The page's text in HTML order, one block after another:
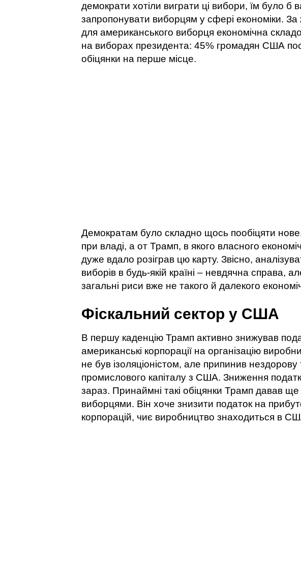
демократи хотіли виграти ці вибори, їм було
запропонувати виборцям у сфері економіки.
для американського виборця економічна
на виборах президента: 45% громадян США
обіцянки на перше місце.
Демократам було складно щось пообіцяти
при владі, а от Трамп, в якого власного
дуже вдало розіграв цю карту. Звісно,
виборів в будь-якій країні – невдячна справа,
загальні риси вже не такого й далекого
Фіскальний сектор у США
В першу каденцію Трамп активно знижував
американські корпорації на організацію
не був ізоляціоністом, але припинив нездорову
промислового капіталу з США. Зниження
зараз. Принаймні такі обіцянки Трамп давав ще
виборцями. Він хоче знизити податок на
корпорацій, чиє виробництво знаходиться в